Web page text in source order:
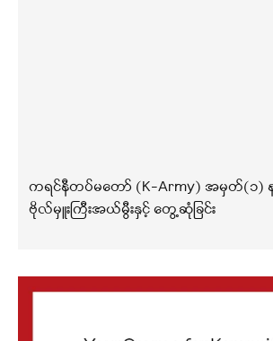
ကရင်နီတပ်မတော် (K-Army) အမှတ်(၁)
ဗိုလ်မှူးကြီးအယ်မွီးနှင့် တွေ့ဆုံခြင်း